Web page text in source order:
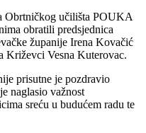
Obrtničkog učilišta POUKA
obratili predsjednica
županije Irena Kovačić
Križevci Vesna Kuterovac.
prisutne je pozdravio
naglasio važnost
sreću u budućem radu te